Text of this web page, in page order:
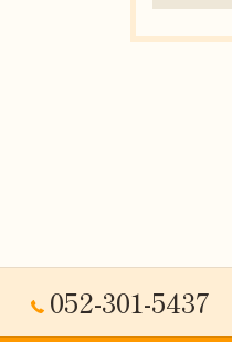
052-301-5437